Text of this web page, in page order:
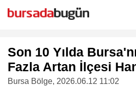
Son 10 Yılda
Fazla Artan İlçesi
Bursa Bölge, 2026.06.12 11:02